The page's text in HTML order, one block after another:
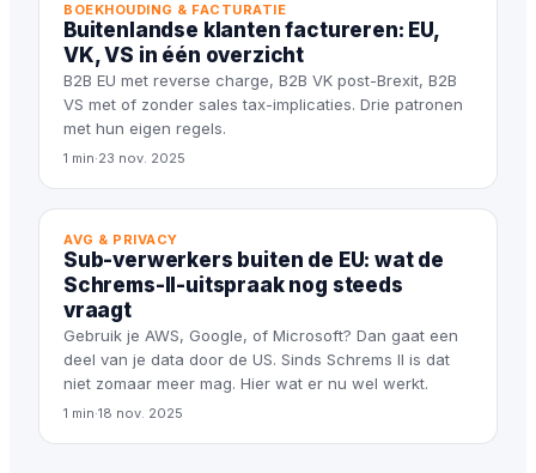
BOEKHOUDING & FACTURATIE
Buitenlandse klanten factureren: EU,
VK, VS in één overzicht
B2B EU met reverse charge, B2B VK post-Brexit, B2B
VS met of zonder sales tax-implicaties. Drie patronen
met hun eigen regels.
1 min·23 nov. 2025
AVG & PRIVACY
Sub-verwerkers buiten de EU: wat de
Schrems-II-uitspraak nog steeds
vraagt
Gebruik je AWS, Google, of Microsoft? Dan gaat een
deel van je data door de US. Sinds Schrems II is dat
niet zomaar meer mag. Hier wat er nu wel werkt.
1 min·18 nov. 2025